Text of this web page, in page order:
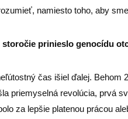
namiesto toho, aby
storočie prinieslo genocídu
čas išiel ďalej. Behom
priemyselná revolúcia, prvá
za lepšie platenou prácou